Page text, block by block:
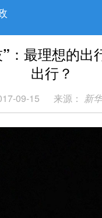
：最理想的出
出行？
09-15 来源： 新